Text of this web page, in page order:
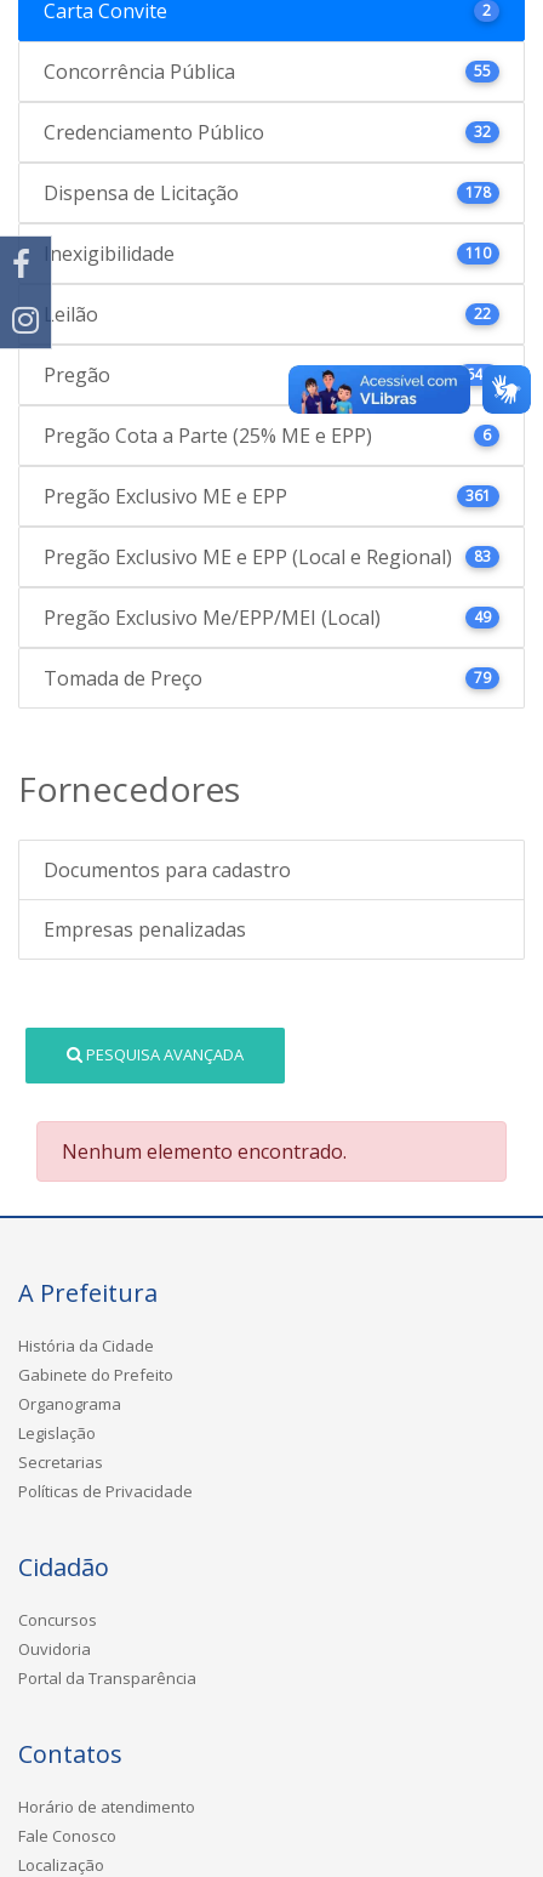
Carta Convite 2
Concorrência Pública 55
Credenciamento Público 32
Dispensa de Licitação 178
Inexigibilidade 110
Leilão 22
Pregão 646
Pregão Cota a Parte (25% ME e EPP) 6
Pregão Exclusivo ME e EPP 361
Pregão Exclusivo ME e EPP (Local e Regional) 83
Pregão Exclusivo Me/EPP/MEI (Local) 49
Tomada de Preço 79
Fornecedores
Documentos para cadastro
Empresas penalizadas
PESQUISA AVANÇADA
Nenhum elemento encontrado.
A Prefeitura
História da Cidade
Gabinete do Prefeito
Organograma
Legislação
Secretarias
Políticas de Privacidade
Cidadão
Concursos
Ouvidoria
Portal da Transparência
Contatos
Horário de atendimento
Fale Conosco
Localização